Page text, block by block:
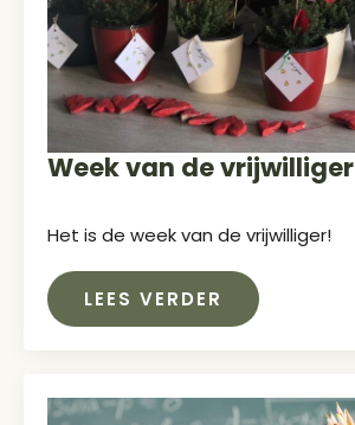
Week van de vrijwilliger
Het is de week van de vrijwilliger!
LEES VERDER